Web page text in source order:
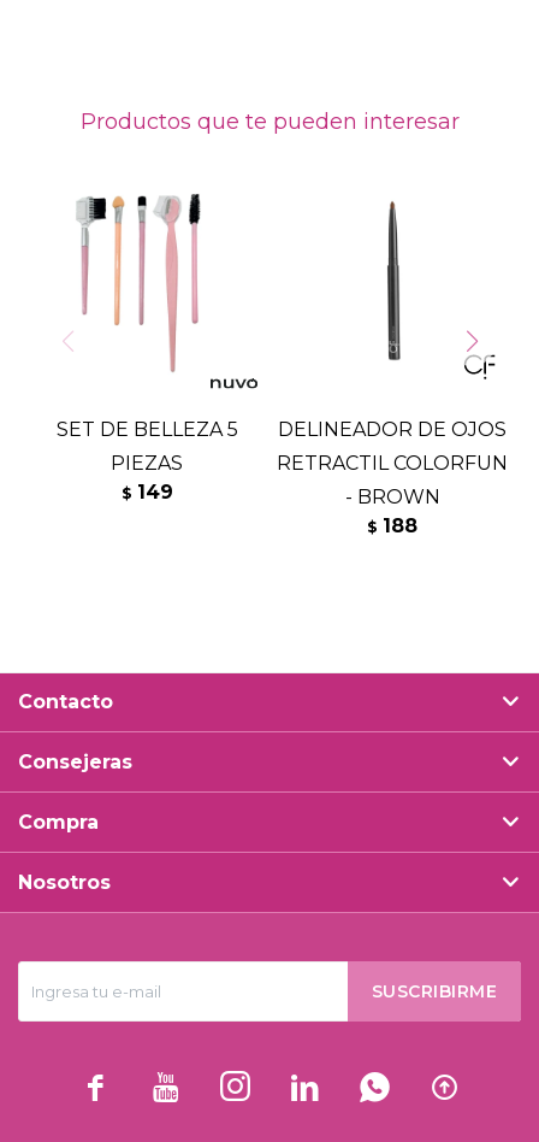
Productos que te pueden interesar
SET DE BELLEZA 5
PIEZAS
$ 149
DELINEADOR DE OJOS
RETRACTIL COLORFUN
- BROWN
$ 188
SUSCRIBIRME
     
Contacto
Consejeras
Compra
Nosotros